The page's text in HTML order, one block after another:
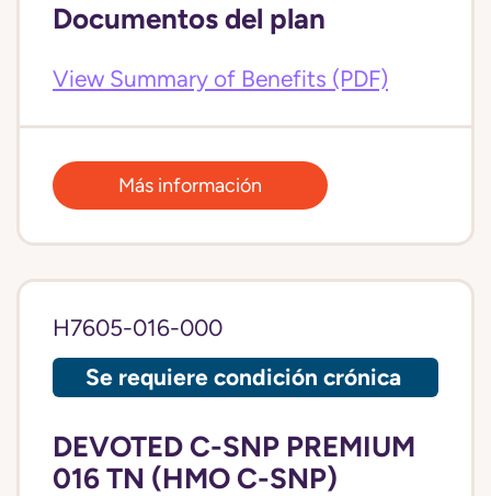
Documentos del plan
View Summary of Benefits (PDF)
Más información
H7605-016-000
Se requiere condición crónica
DEVOTED C-SNP PREMIUM
016 TN (HMO C-SNP)